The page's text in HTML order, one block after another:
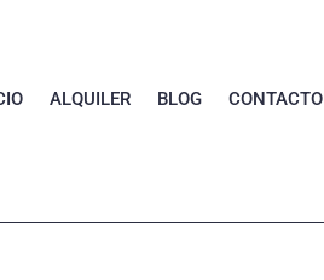
ALQUILER BLOG CONTACTO